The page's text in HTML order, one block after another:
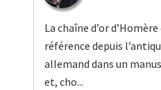
La chaîne d’or
référence depuis
allemand dans un
et, cho...